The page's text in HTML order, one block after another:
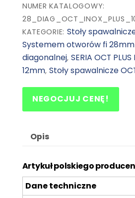
NUMER KATALOGOWY:
KATEGORIE: Stoły
Systemem otworów fi
diagonalnej,SERIA OCT
12mm,Stoły spawalnicze
NEGOCJUJ CENĘ!
Opis
Artykułpolskiego
Dane techniczne